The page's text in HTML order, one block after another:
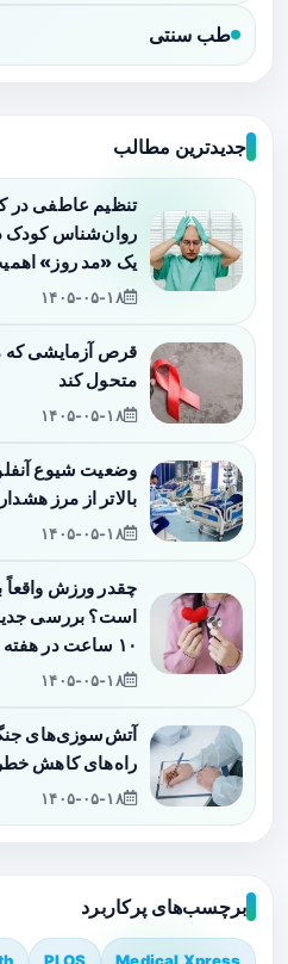
طب سنتی
جدیدترین مطالب
تنظیم عاطفی در
روان‌شناس کودک
یک «مد روز»
۱۴۰۵-۰۵-۱۸
متحول کند
۱۴۰۵-۰۵-۱۸
وضعیت شیوع
بالاتر از مرز هشدار
۱۴۰۵-۰۵-۱۸
چقدر ورزش واقعاً
۱۰ ساعت در هفته
۱۴۰۵-۰۵-۱۸
آتش‌سوزی‌های
راه‌های کاهش خطر
۱۴۰۵-۰۵-۱۸
برچسب‌های پرکاربرد